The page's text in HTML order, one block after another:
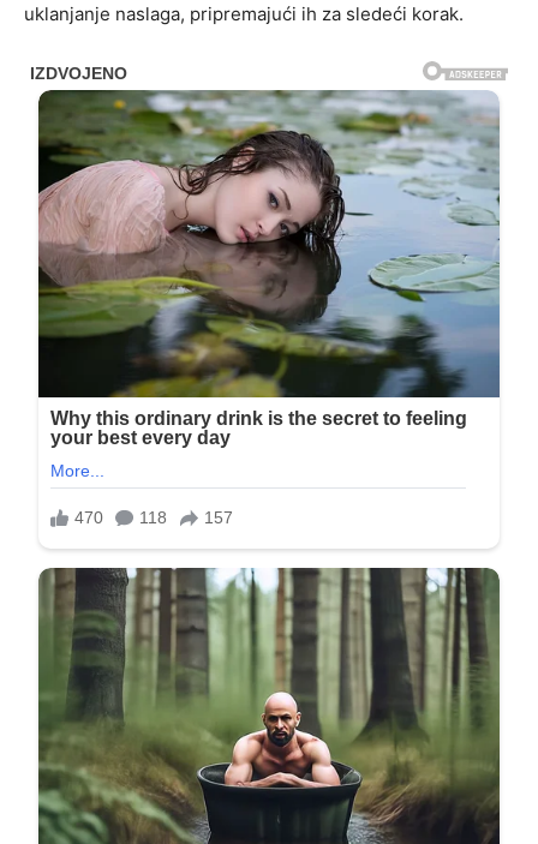
uklanjanje naslaga, pripremajući ih za sledeći korak.